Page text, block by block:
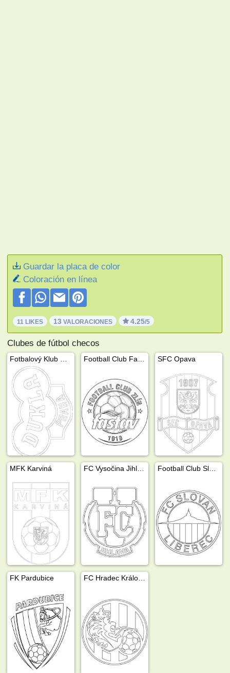
Guardar la placa de color
Coloración en línea
11 LIKES 13 VALORACIONES 4.25/5
Clubes de fútbol checos
SFC Opava
MFK Karviná
FK Pardubice